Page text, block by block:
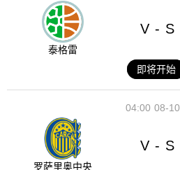
泰格雷
V - S
即将开始
08-10
04:00
罗萨里奥中央
V - S